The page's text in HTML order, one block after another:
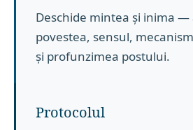
Deschide mintea și inima —
povestea, sensul,
și profunzimea postului.
Protocolul